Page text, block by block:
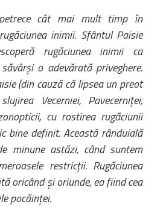
cât mai mult timp în
inimii. Sfântul Paisie
rugăciunea inimii ca
o adevărată priveghere.
(din cauză că lipsea un preot
Vecerniei, Pavecerniței,
cu rostirea rugăciunii
bine definit. Această rânduială
minune astăzi, când suntem
restricții. Rugăciunea
oricând și oriunde, ea fiind cea
pocăinței.